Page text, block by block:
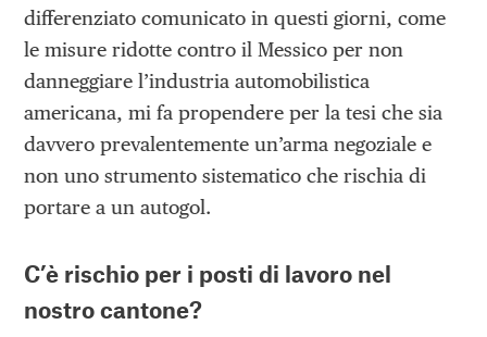
differenziato comunicato in questi giorni, come
le misure ridotte contro il Messico per non
danneggiare l’industria automobilistica
americana, mi fa propendere per la tesi che sia
davvero prevalentemente un’arma negoziale e
non uno strumento sistematico che rischia di
portare a un autogol.
C’è rischio per i posti di lavoro nel
nostro cantone?